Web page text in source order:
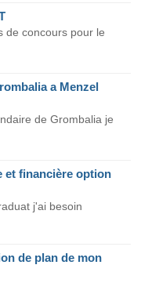
de concours pour le
a Menzel
de Grombalia je
et financière option
j'ai besoin
de plan de mon